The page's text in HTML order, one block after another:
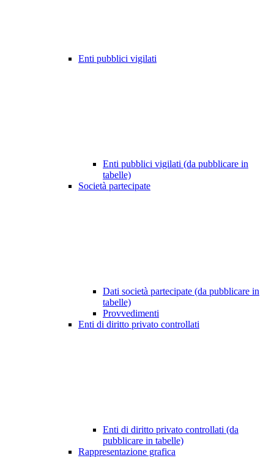
Enti pubblici vigilati
Enti pubblici vigilati (da pubblicare in
tabelle)
Società partecipate
Dati società partecipate (da pubblicare in
tabelle)
Provvedimenti
Enti di diritto privato controllati
Enti di diritto privato controllati (da
pubblicare in tabelle)
Rappresentazione grafica